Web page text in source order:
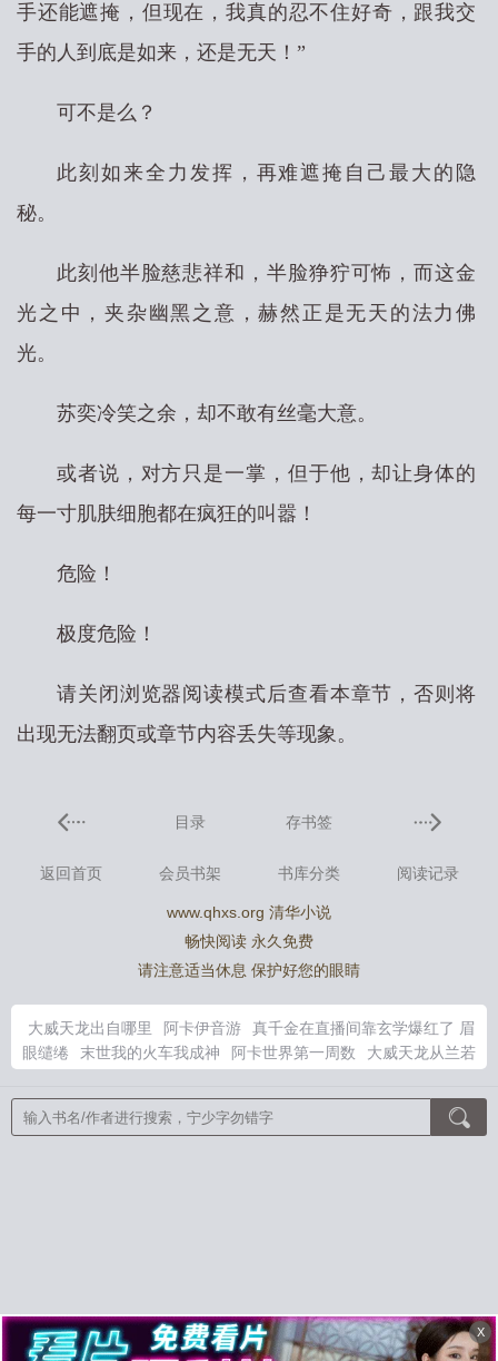
手还能遮掩，但现在，我真的忍不住好奇，跟我交
手的人到底是如来，还是无天！”
可不是么？
此刻如来全力发挥，再难遮掩自己最大的隐
秘。
此刻他半脸慈悲祥和，半脸狰狞可怖，而这金
光之中，夹杂幽黑之意，赫然正是无天的法力佛
光。
苏奕冷笑之余，却不敢有丝毫大意。
或者说，对方只是一掌，但于他，却让身体的
每一寸肌肤细胞都在疯狂的叫嚣！
危险！
极度危险！
请关闭浏览器阅读模式后查看本章节，否则将
出现无法翻页或章节内容丢失等现象。
目录 存书签
返回首页 会员书架 书库分类 阅读记录
www.qhxs.org 清华小说
畅快阅读 永久免费
请注意适当休息 保护好您的眼睛
大威天龙出自哪里 阿卡伊音游
真千金在直播间靠玄学爆红了 眉
眼缱绻
末世我的火车我成神 阿卡世界第一周数
大威天龙从兰若
皮下之芳的意思酷兒橙
大威天龙是谁
鲛人猫咪来喵一声无删减
阿卡伊好难
真千金直播除恶鬼 八零之二嫁糙汉女主高熙
大威
板
印度神话，天帝今天不上班
神豪：炮灰白月光靠撒钱狂赚十
亿
梦腥尸分 致我们甜甜的小初恋 三国：袁家逆子，开局摔玉